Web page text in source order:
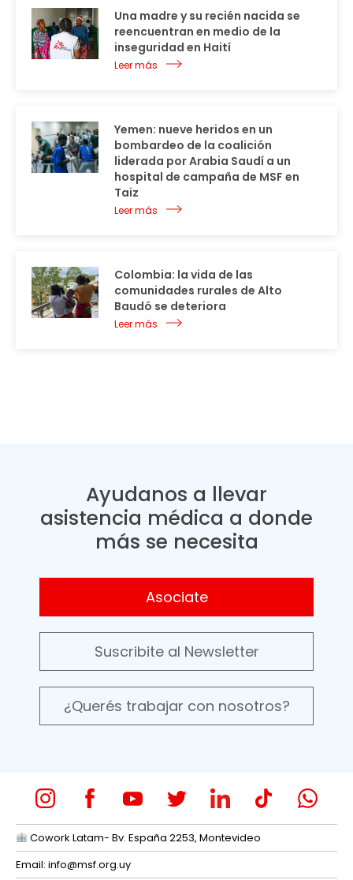
Una madre y su recién nacida se
reencuentran en medio de la
inseguridad en Haití
Leer más
Yemen: nueve heridos en un
bombardeo de la coalición
liderada por Arabia Saudí a un
hospital de campaña de MSF en
Taiz
Leer más
Colombia: la vida de las
comunidades rurales de Alto
Baudó se deteriora
Leer más
Ayudanos a llevar
asistencia médica a donde
más se necesita
Asociate
Suscribite al Newsletter
¿Querés trabajar con nosotros?
Cowork Latam- Bv. España 2253, Montevideo
Email: info@msf.org.uy